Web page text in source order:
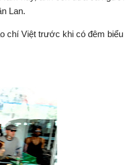
Lan.
chí Việt trước khi có đêm biểu